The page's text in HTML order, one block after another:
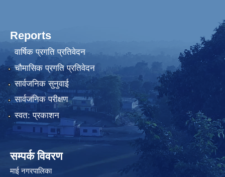
Reports
वार्षिक प्रगति प्रतिवेदन
चौमासिक प्रगति प्रतिवेदन
सार्वजनिक सुनुवाई
सार्वजनिक परीक्षण
स्वत: प्रकाशन
सम्पर्क विवरण
माई नगरपालिका